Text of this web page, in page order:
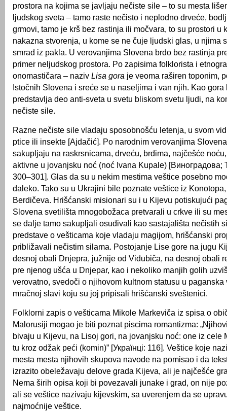
prostora na kojima se javljaju nečiste sile – to su mesta
ljudskog sveta – tamo raste nečisto i neplodno drveće,
grmovi, tamo je krš bez rastinja ili močvara, to su prostori u
nakazna stvorenja, u kome se ne čuje ljudski glas, u njima
smrad iz pakla. U verovanjima Slovena brdo bez rastinja
primer neljudskog prostora. Po zapisima folklorista i
onomastičara – naziv Lisa gora je veoma raširen toponim,
Istočnih Slovena i sreće se u naseljima i van njih. Kao gora
predstavlja deo anti-sveta u svetu bliskom svetu ljudi, na
nečiste sile.
Razne nečiste sile vladaju sposobnošću letenja, u svom
ptice ili insekte [Ajdačić]. Po narodnim verovanjima
sakupljaju na raskrsnicama, drveću, brdima, najčešće
aktivne u jovanjsku noć (noć Ivana Kupale) [Виноградова;
300–301]. Glas da su u nekim mestima veštice posebno
daleko. Tako su u Ukrajini bile poznate veštice iz
Berdičeva. Hrišćanski misionari su i u Kijevu potiskujući
Slovena svetilišta mnogobožaca pretvarali u crkve ili su
se dalje tamo sakupljali osuđivali kao sastajališta nečistih
predstave o vešticama koje vladaju magijom, hrišćanski
približavali nečistim silama. Postojanje Lise gore na jugu
desnoj obali Dnjepra, južnije od Vidubiča, na desnoj obali
pre njenog ušća u Dnjepar, kao i nekoliko manjih golih
verovatno, svedoči o njihovom kultnom statusu u paganska
mračnoj slavi koju su joj pripisali hrišćanski sveštenici.
Folklorni zapis o vešticama Mikole Markeviča iz spisa o
Malorusiji mogao je biti poznat piscima romantizma:
bivaju u Kijevu, na Lisoj gori, na jovanjsku noć: one iz cele
tu kroz odžak peći (komin)” [Українці: 116]. Veštice koje
mesta mesta njihovih skupova navode na pomisao i da
izrazito obeležavaju delove grada Kijeva, ali je najčešće
Nema širih opisa koji bi povezavali junake i grad, on nije
ali se veštice nazivaju kijevskim, sa uverenjem da se
najmoćnije veštice.